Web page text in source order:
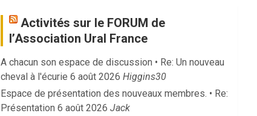
Activités sur le FORUM de
l’Association Ural France
A chacun son espace de discussion • Re: Un nouveau
cheval à l'écurie 6 août 2026 Higgins30
Espace de présentation des nouveaux membres. • Re:
Présentation 6 août 2026 Jack